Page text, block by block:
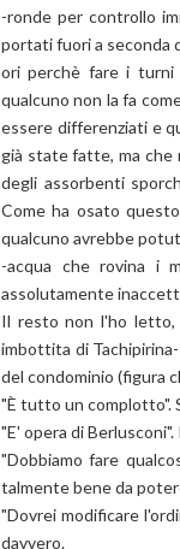
-ronde per controllo
portati fuori a seconda
ori perchè fare i turni
qualcuno non la fa
essere differenziati e
già state fatte, ma che
degli assorbenti
Come ha osato
qualcuno avrebbe
-acqua che rovina i
assolutamente
Il resto non l'ho letto,
imbottita di
del condominio (figura
"È tutto un complotto".
"E' opera di Berlusconi".
"Dobbiamo fare
talmente bene da
"Dovrei modificare
davvero.